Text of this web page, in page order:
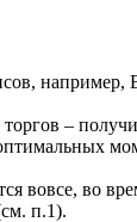
например,
–
вовсе, во
п.1).